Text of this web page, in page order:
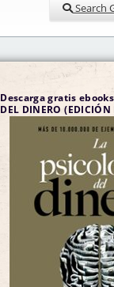
Search
Descarga gratis
DEL DINERO (EDICIÓN